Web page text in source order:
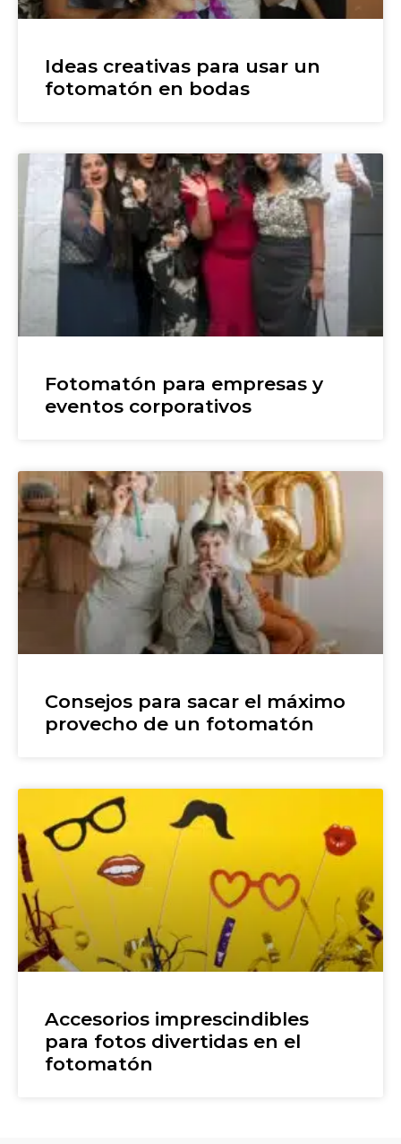
Ideas creativas para usar un
fotomatón en bodas
Fotomatón para empresas y
eventos corporativos
Consejos para sacar el máximo
provecho de un fotomatón
Accesorios imprescindibles
para fotos divertidas en el
fotomatón